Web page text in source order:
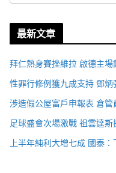
最新文章
拜仁熱身賽挫維拉 啟德主場
性罪行修例獲九成支持 鄧
涉造假公屋富戶申報表 倉管
足球盛會次場激戰 祖雲達斯
上半年純利大增七成 國泰